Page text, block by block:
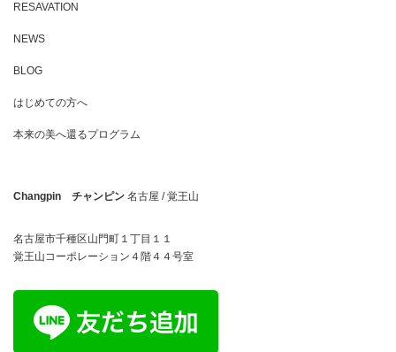
RESAVATION
NEWS
BLOG
はじめての方へ
本来の美へ還るプログラム
Changpin チャンピン 名古屋 / 覚王山
名古屋市千種区山門町１丁目１１
覚王山コーポレーション４階４４号室